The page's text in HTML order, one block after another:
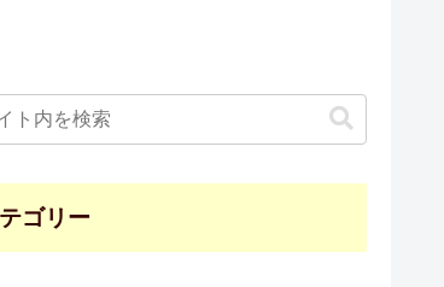
ゴリー